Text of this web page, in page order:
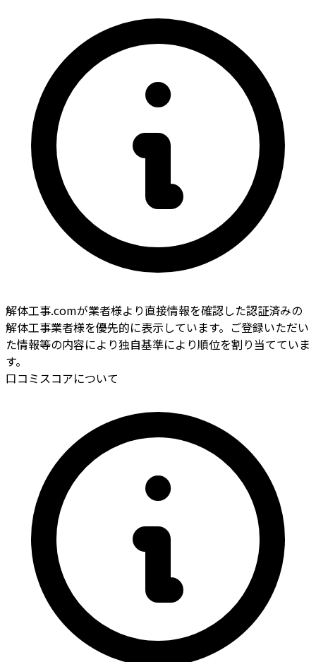
解体工事.comが業者様より直接情報を確認した認証済みの
解体工事業者様を優先的に表示しています。ご登録いただい
た情報等の内容により独自基準により順位を割り当てていま
す。
口コミスコアについて